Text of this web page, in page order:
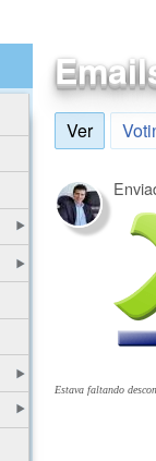
Ver(aba
Estava faltando